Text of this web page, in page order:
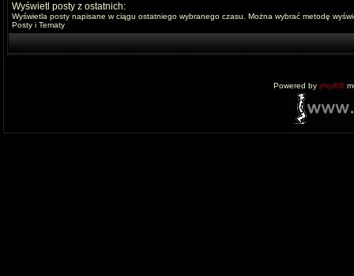
Wyświetl posty z ostatnich:
Wyświetla posty napisane w ciągu ostatniego wybranego czasu. Można wybrać metodę
Posty i Tematy
Powered by phpBB